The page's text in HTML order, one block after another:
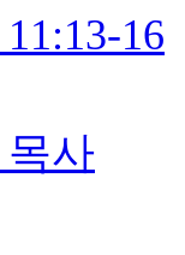
16
사